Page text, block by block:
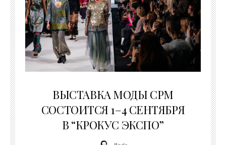
ВЫСТАВКА МОДЫ CPM
СОСТОИТСЯ 1–4 СЕНТЯБРЯ
В “КРОКУС ЭКСПО”